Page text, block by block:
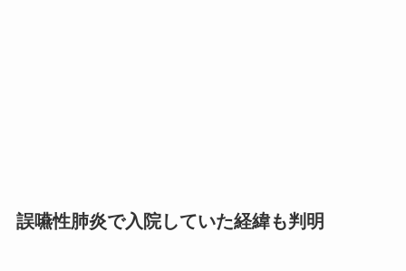
誤嚥性肺炎で入院していた経緯も判明